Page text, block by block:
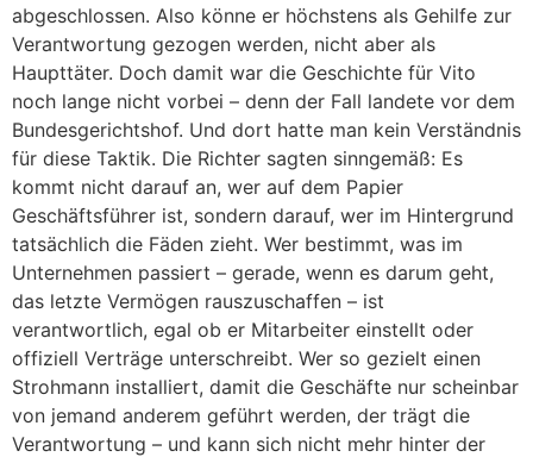
abgeschlossen. Also könne er höchstens als Gehilfe zur
Verantwortung gezogen werden, nicht aber als
Haupttäter. Doch damit war die Geschichte für Vito
noch lange nicht vorbei – denn der Fall landete vor dem
Bundesgerichtshof. Und dort hatte man kein Verständnis
für diese Taktik. Die Richter sagten sinngemäß: Es
kommt nicht darauf an, wer auf dem Papier
Geschäftsführer ist, sondern darauf, wer im Hintergrund
tatsächlich die Fäden zieht. Wer bestimmt, was im
Unternehmen passiert – gerade, wenn es darum geht,
das letzte Vermögen rauszuschaffen – ist
verantwortlich, egal ob er Mitarbeiter einstellt oder
offiziell Verträge unterschreibt. Wer so gezielt einen
Strohmann installiert, damit die Geschäfte nur scheinbar
von jemand anderem geführt werden, der trägt die
Verantwortung – und kann sich nicht mehr hinter der